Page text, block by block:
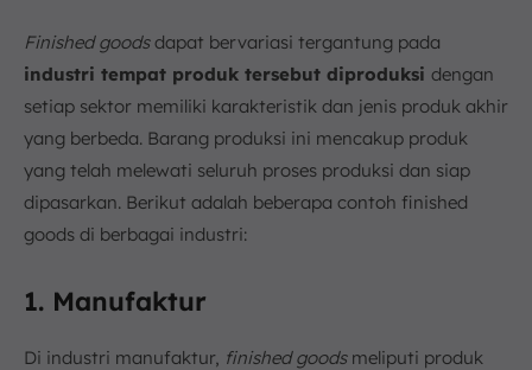
Finished goodsdapat bervariasi tergantung pada
industri tempat produk tersebut diproduksi dengan
setiap sektor memiliki karakteristik dan jenis produk akhir
yang berbeda. Barang produksi ini mencakup produk
yang telah melewati seluruh proses produksi dan siap
dipasarkan. Berikut adalah beberapa contoh finished
goods di berbagai industri:
1. Manufaktur
Di industri manufaktur, finished goodsmeliputi produk